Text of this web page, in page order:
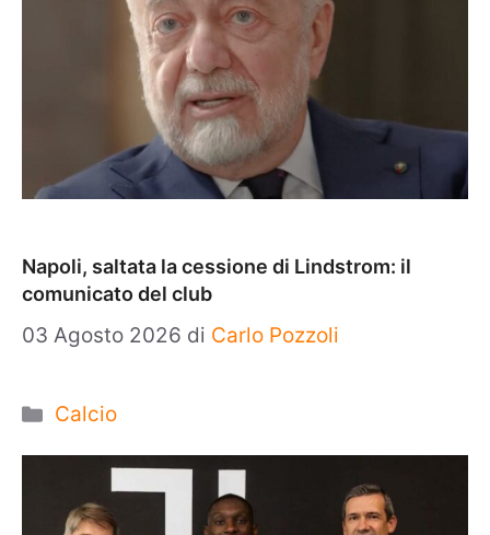
Napoli, saltata la cessione di Lindstrom: il
comunicato del club
03 Agosto 2026 di Carlo Pozzoli
Categorie
Calcio